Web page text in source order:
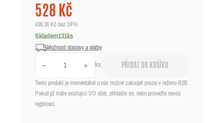
528 Kč
436,36 Kč bez DPH
Skladem131ks
Možnosti dopravy a platby
ks PŘIDAT DO KOŠÍKU
Tento produkt je momentálně u nás možné zakoupit pouze v režimu B2B.
Pokud již máte existující VO účet, přihlašte se, nebo proveďte novou
registraci.